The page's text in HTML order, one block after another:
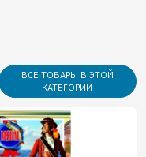
ВСЕ ТОВАРЫ В ЭТОЙ
КАТЕГОРИИ